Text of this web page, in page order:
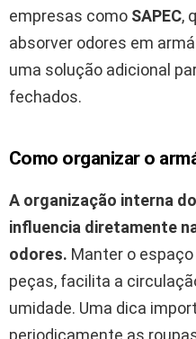
empresas como SAPEC,
absorver odores em
uma solução adicional
fechados.
Como organizar o
A organização interna
influencia diretamente
odores. Manter o
peças, facilita a
umidade. Uma dica